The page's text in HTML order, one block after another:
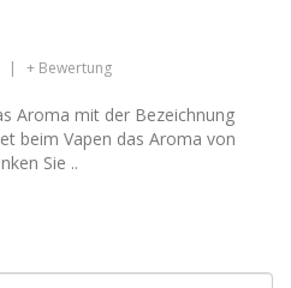
+ Bewertung
Aroma mit der Bezeichnung
beim Vapen das Aroma von
Sie ..